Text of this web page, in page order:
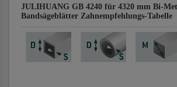
JULIHUANG GB 4240 für 4320 mm Bi-
Bandsägeblätter Zahnempfehlungs-Tabelle